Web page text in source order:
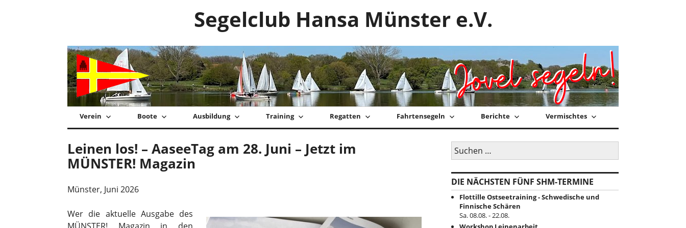
Segelclub Hansa Münster e.V.
Verein Boote Ausbildung Training Regatten Fahrtensegeln Berichte Vermischtes
Leinen los! – AaseeTag am 28. Juni – Jetzt im
MÜNSTER! Magazin
Münster, Juni 2026
Wer die aktuelle Ausgabe des
Suchen
nach:
DIE NÄCHSTEN FÜNF SHM-TERMINE
Flottille Ostseetraining - Schwedische und
Finnische Schären
Sa. 08.08. - 22.08.